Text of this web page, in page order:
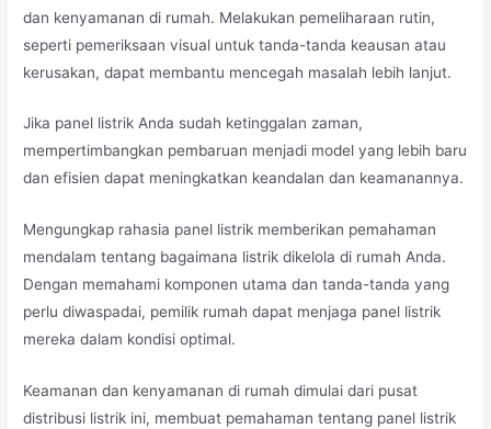
dan kenyamanan di rumah. Melakukan pemeliharaan rutin,
seperti pemeriksaan visual untuk tanda-tanda keausan atau
kerusakan, dapat membantu mencegah masalah lebih lanjut.
Jika panel listrik Anda sudah ketinggalan zaman,
mempertimbangkan pembaruan menjadi model yang lebih baru
dan efisien dapat meningkatkan keandalan dan keamanannya.
Mengungkap rahasia panel listrik memberikan pemahaman
mendalam tentang bagaimana listrik dikelola di rumah Anda.
Dengan memahami komponen utama dan tanda-tanda yang
perlu diwaspadai, pemilik rumah dapat menjaga panel listrik
mereka dalam kondisi optimal.
Keamanan dan kenyamanan di rumah dimulai dari pusat
distribusi listrik ini, membuat pemahaman tentang panel listrik